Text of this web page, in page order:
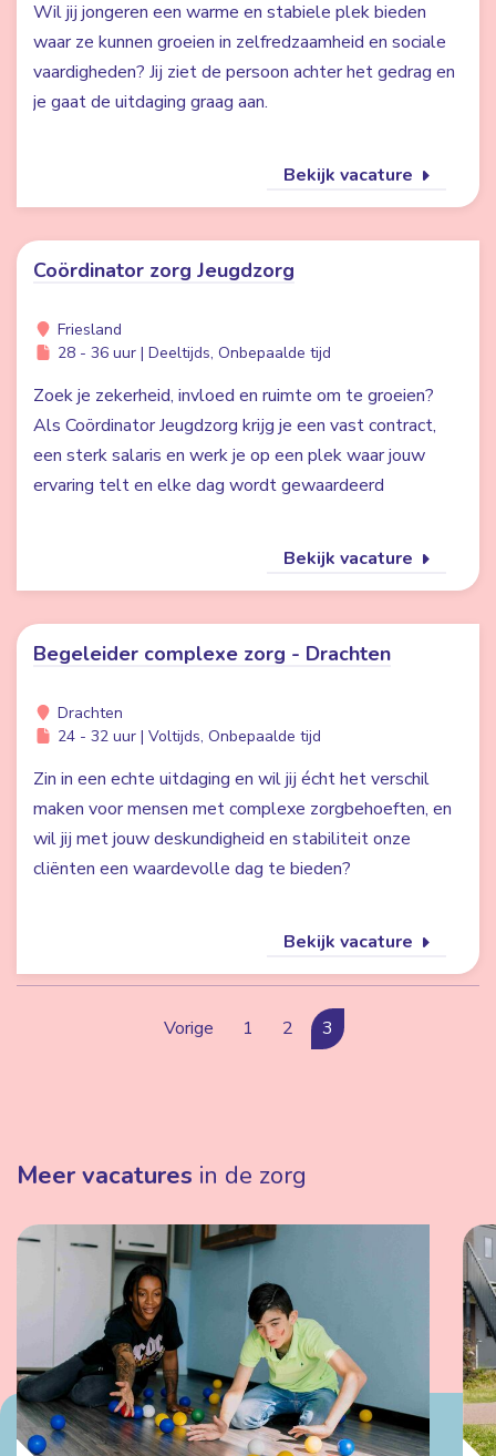
Wil jij jongeren een warme en stabiele plek bieden
waar ze kunnen groeien in zelfredzaamheid en sociale
vaardigheden? Jij ziet de persoon achter het gedrag en
je gaat de uitdaging graag aan.
Bekijk vacature
Coördinator zorg Jeugdzorg
Friesland
28 - 36 uur | Deeltijds, Onbepaalde tijd
Zoek je zekerheid, invloed en ruimte om te groeien?
Als Coördinator Jeugdzorg krijg je een vast contract,
een sterk salaris en werk je op een plek waar jouw
ervaring telt en elke dag wordt gewaardeerd
Bekijk vacature
Begeleider complexe zorg - Drachten
Drachten
24 - 32 uur | Voltijds, Onbepaalde tijd
Zin in een echte uitdaging en wil jij écht het verschil
maken voor mensen met complexe zorgbehoeften, en
wil jij met jouw deskundigheid en stabiliteit onze
cliënten een waardevolle dag te bieden?
Bekijk vacature
Vorige 1 2 3
Meer vacatures in de zorg